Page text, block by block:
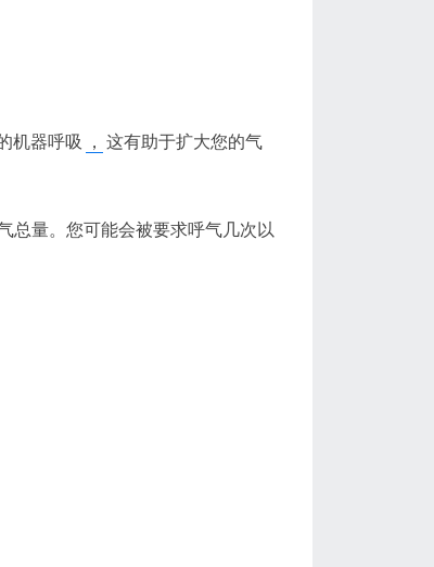
机器呼吸 ， 这有助于扩大您的气
总量。您可能会被要求呼气几次以